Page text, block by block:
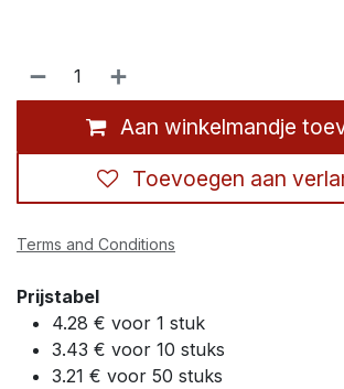
Aan winkelmandje
Toevoegen aan
Terms and Conditions
Prijstabel
4.28 € voor 1 stuk
3.43 € voor 10 stuks
3.21 € voor 50 stuks